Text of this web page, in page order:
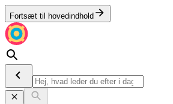
Fortsæt til hovedindhold